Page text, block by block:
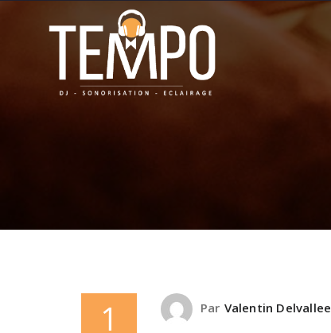
1 Par Valentin Delvallee